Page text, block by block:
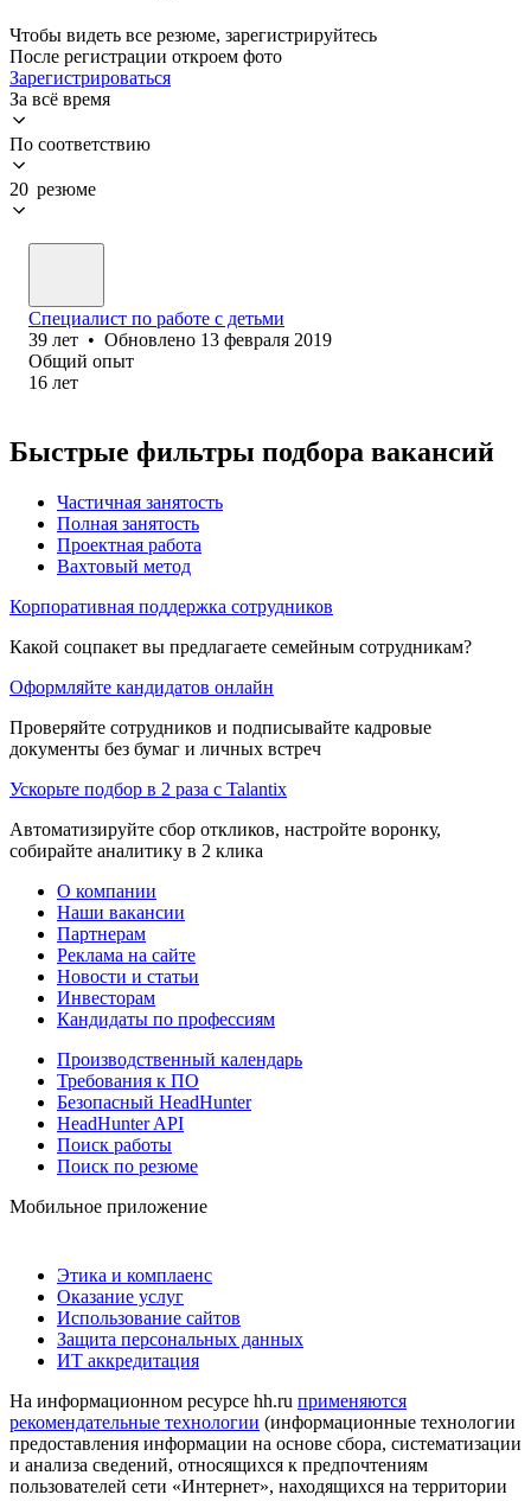
Чтобы видеть все резюме, зарегистрируйтесь
После регистрации откроем фото
Зарегистрироваться
За всё время
По соответствию
20 резюме
Специалист по работе с детьми
39 лет • Обновлено 13 февраля 2019
Общий опыт
16 лет
Быстрые фильтры подбора вакансий
Частичная занятость
Полная занятость
Проектная работа
Вахтовый метод
Корпоративная поддержка сотрудников
Какой соцпакет вы предлагаете семейным сотрудникам?
Оформляйте кандидатов онлайн
Проверяйте сотрудников и подписывайте кадровые
документы без бумаг и личных встреч
Ускорьте подбор в 2 раза с Talantix
Автоматизируйте сбор откликов, настройте воронку,
собирайте аналитику в 2 клика
О компании
Наши вакансии
Партнерам
Реклама на сайте
Новости и статьи
Инвесторам
Кандидаты по профессиям
Производственный календарь
Требования к ПО
Безопасный HeadHunter
HeadHunter API
Поиск работы
Поиск по резюме
Мобильное приложение
Этика и комплаенс
Оказание услуг
Использование сайтов
Защита персональных данных
ИТ аккредитация
На информационном ресурсе hh.ru применяются
рекомендательные технологии (информационные технологии
предоставления информации на основе сбора, систематизации
и анализа сведений, относящихся к предпочтениям
пользователей сети «Интернет», находящихся на территории